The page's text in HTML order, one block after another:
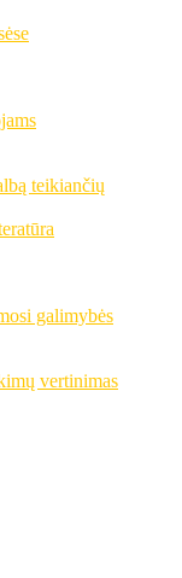
teikiančių
galimybės
vertinimas